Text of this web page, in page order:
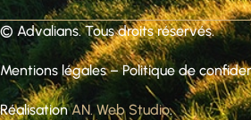
© Advalians. Tous droits réservés.
Mentions légales–Politique de
RéalisationAN. Web Studio.